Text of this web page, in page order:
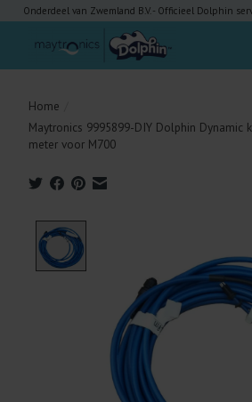
Onderdeel van Zwemland B.V. - Officieel Dolphin
Home
Maytronics 9995899-DIY Dolphin Dynamic
meter voor M700